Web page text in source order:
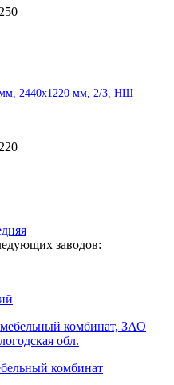
2440x1220 мм, 2/3, НШ
заводов:
комбинат